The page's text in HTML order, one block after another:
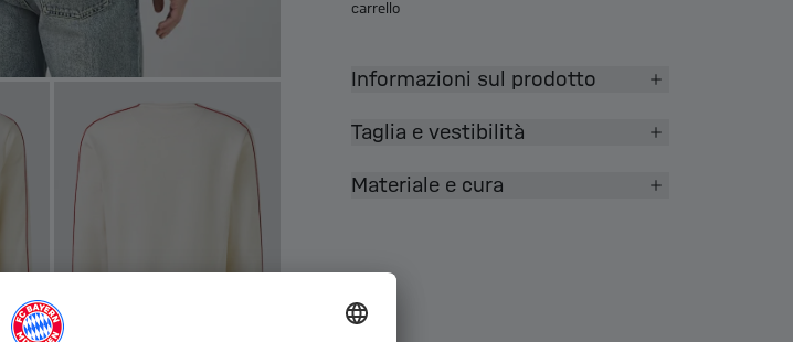
carrello
Informazioni sul prodotto
Taglia e vestibilità
Materiale e cura